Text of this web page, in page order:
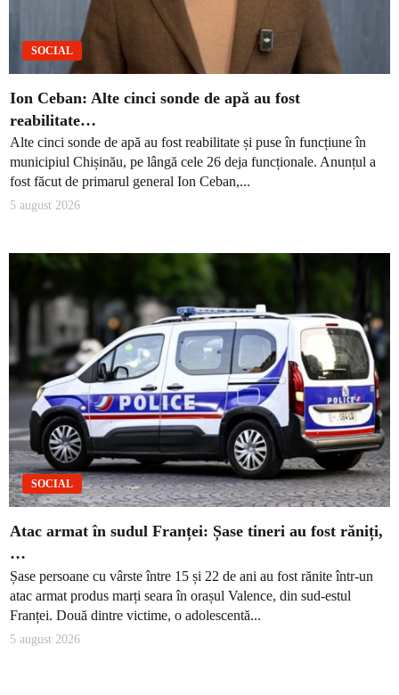
SOCIAL
Ion Ceban: Alte cinci sonde de apă au fost
reabilitate…
Alte cinci sonde de apă au fost reabilitate și puse în funcțiune în
municipiul Chișinău, pe lângă cele 26 deja funcționale. Anunțul a
fost făcut de primarul general Ion Ceban,...
5 august 2026
SOCIAL
Atac armat în sudul Franței: Șase tineri au fost răniți,
…
Șase persoane cu vârste între 15 și 22 de ani au fost rănite într-un
atac armat produs marți seara în orașul Valence, din sud-estul
Franței. Două dintre victime, o adolescentă...
5 august 2026